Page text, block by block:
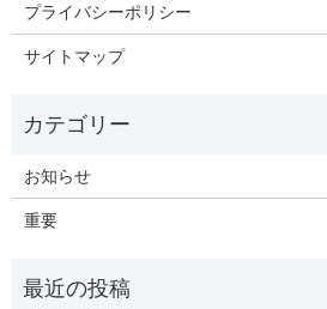
プライバシーポリシー
サイトマップ
お知らせ
重要